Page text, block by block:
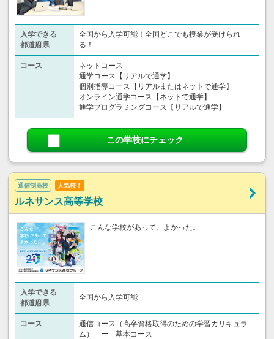
入学できる
都道府県
全国から入学可能！全国どこでも授業が受けられ
る！
コース
ネットコース
通学コース【リアルで通学】
個別指導コース【リアルまたはネットで通学】
オンライン通学コース【ネットで通学】
通学プログラミングコース【リアルで通学】
この学校にチェック
通信制高校 人気校！
ルネサンス高等学校
こんな学校があって、よかった。
入学できる
都道府県
全国から入学可能
コース
通信コース（高卒資格取得のための学習カリキュラ
ム） ー 基本コース